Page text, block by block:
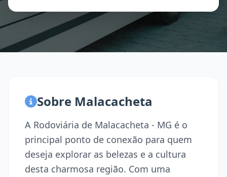
Sobre Malacacheta
A Rodoviária de Malacacheta - MG é o
principal ponto de conexão para quem
deseja explorar as belezas e a cultura
desta charmosa região. Com uma